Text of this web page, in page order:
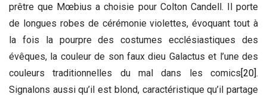
prêtre que Mœbius a choisie pour Colton Candell. Il porte
de longues robes de cérémonie violettes, évoquant tout à
la fois la pourpre des costumes ecclésiastiques des
évêques, la couleur de son faux dieu Galactus et l’une des
couleurs traditionnelles du mal dans les comics [20] .
Signalons aussi qu’il est blond, caractéristique qu’il partage